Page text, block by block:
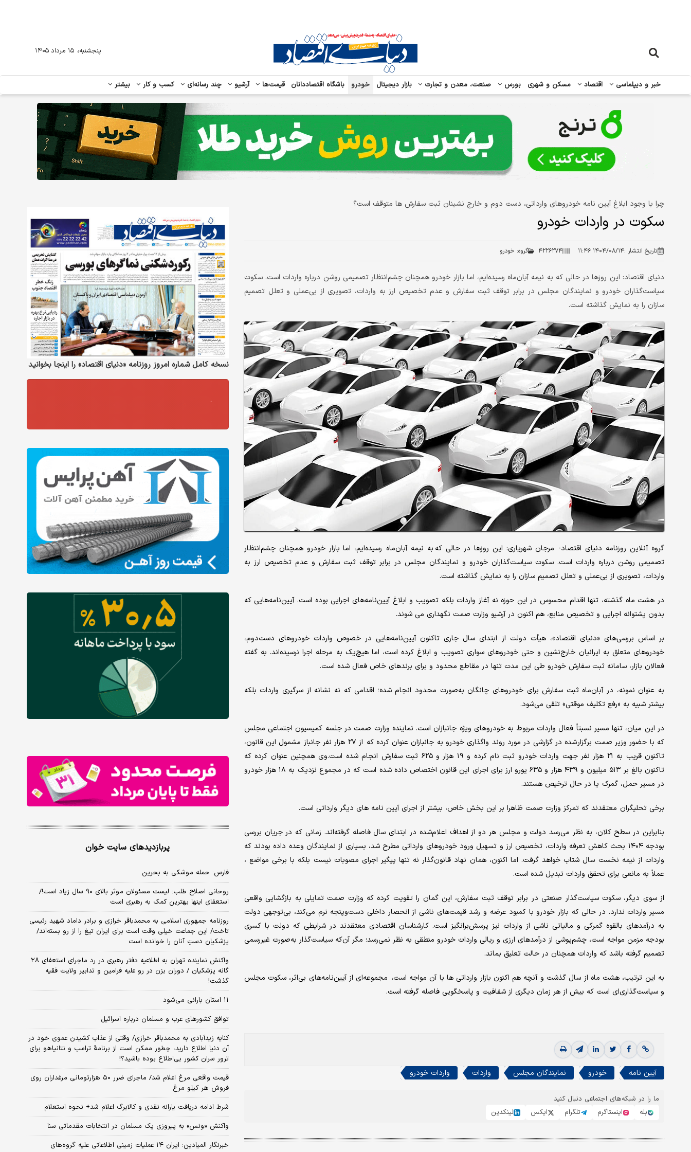
خبر و دیپلماسی اقتصاد مسکن و شهری بورس صنعت، معدن و تجارت بازار دیجیتال خودرو باشگاه اقتصاددانان قیمت‌ها آرشیو چند رسانه‌ای کسب و کار بیشتر
پنجشنبه، ۱۵ مرداد ۱۴۰۵
چرا با وجود ابلاغ آیین نامه خودروهای وارداتی، دست دوم و خارج نشینان ثبت سفارش ها متوقف است؟
سکوت در واردات خودرو
تاریخ انتشار :۱۴۰۴/۰۸/۱۴ ۱۱:۴۶ ۴۲۲۶۲۷۴ گروه: خودرو
دنیای اقتصاد: این روزها در حالی که به نیمه آبان‌ماه رسیده‌ایم، اما بازار خودرو همچنان چشم‌انتظار تصمیمی روشن درباره واردات است. سکوت
سیاست‌گذاران خودرو و نمایندگان مجلس در برابر توقف ثبت سفارش و عدم تخصیص ارز به واردات، تصویری از بی‌عملی و تعلل تصمیم
سازان را به نمایش گذاشته است.
گروه آنلاین روزنامه دنیای اقتصاد- مرجان شهریاری: این روزها در حالی که به نیمه آبان‌ماه رسیده‌ایم، اما بازار خودرو همچنان چشم‌انتظار
تصمیمی روشن درباره واردات است. سکوت سیاست‌گذاران خودرو و نمایندگان مجلس در برابر توقف ثبت سفارش و عدم تخصیص ارز به
واردات، تصویری از بی‌عملی و تعلل تصمیم سازان را به نمایش گذاشته است.
در هشت ماه گذشته، تنها اقدام محسوس در این حوزه نه آغاز واردات بلکه تصویب و ابلاغ آیین‌نامه‌های اجرایی بوده است. آیین‌نامه‌هایی که
بدون پشتوانه اجرایی و تخصیص منابع، هم اکنون در آرشیو وزارت صمت نگهداری می شوند.
بر اساس بررسی‌های «دنیای اقتصاد»، هیأت دولت از ابتدای سال جاری تاکنون آیین‌نامه‌هایی در خصوص واردات خودروهای دست‌دوم،
خودروهای متعلق به ایرانیان خارج‌نشین و حتی خودروهای سواری تصویب و ابلاغ کرده است، اما هیچ‌یک به مرحله اجرا نرسیده‌اند. به گفته
فعالان بازار، سامانه ثبت سفارش خودرو طی این مدت تنها در مقاطع محدود و برای برندهای خاص فعال شده است.
به عنوان نمونه، در آبان‌ماه ثبت سفارش برای خودروهای چانگان به‌صورت محدود انجام شده؛ اقدامی که نه نشانه از سرگیری واردات بلکه
بیشتر شبیه به «رفع تکلیف موقتی» تلقی می‌شود.
در این میان، تنها مسیر نسبتاً فعال واردات مربوط به خودروهای ویژه جانبازان است. نماینده وزارت صمت در جلسه کمیسیون اجتماعی مجلس
که با حضور وزیر صمت برگزار شده در گزارشی در مورد روند واگذاری خودرو به جانبازان عنوان کرده که از ۲۷ هزار نفر جانباز مشمول این قانون،
تاکنون قریب به ۲۱ هزار نفر جهت واردات خودرو ثبت نام کرده و ۱۹ هزار و ۶۲۵ ثبت سفارش انجام شده است.وی همچنین عنوان کرده که
تاکنون بالغ بر ۵۱۳ میلیون و ۴۳۹ هزار و ۶۳۵ یورو ارز برای اجرای این قانون اختصاص داده شده است که در مجموع نزدیک به ۱۸ هزار خودرو
در مسیر حمل، گمرک یا در حال ترخیص هستند.
برخی تحلیگران معتقدند که تمرکز وزارت صمت ظاهرا بر این بخش خاص، بیشتر از اجرای آیین نامه های دیگر وارداتی است.
بنابراین در سطح کلان، به نظر می‌رسد دولت و مجلس هر دو از اهداف اعلام‌شده در ابتدای سال فاصله گرفته‌اند. زمانی که در جریان بررسی
بودجه ۱۴۰۴ بحث کاهش تعرفه واردات، تخصیص ارز و تسهیل ورود خودروهای وارداتی مطرح شد، بسیاری از نمایندگان وعده داده بودند که
واردات از نیمه نخست سال شتاب خواهد گرفت. اما اکنون، همان نهاد قانون‌گذار نه تنها پیگیر اجرای مصوبات نیست بلکه با برخی مواضع ،
عملاً به مانعی برای تحقق واردات تبدیل شده است.
از سوی دیگر، سکوت سیاست‌گذار صنعتی در برابر توقف ثبت سفارش، این گمان را تقویت کرده که وزارت صمت تمایلی به بازگشایی واقعی
مسیر واردات ندارد. در حالی که بازار خودرو با کمبود عرضه و رشد قیمت‌های ناشی از انحصار داخلی دست‌وپنجه نرم می‌کند، بی‌توجهی دولت
به درآمدهای بالقوه گمرکی و مالیاتی ناشی از واردات نیز پرسش‌برانگیز است. کارشناسان اقتصادی معتقدند در شرایطی که دولت با کسری
بودجه مزمن مواجه است، چشم‌پوشی از درآمدهای ارزی و ریالی واردات خودرو منطقی به نظر نمی‌رسد؛ مگر آن‌که سیاست‌گذار به‌صورت غیررسمی
تصمیم گرفته باشد که واردات همچنان در حالت تعلیق بماند.
به این ترتیب، هشت ماه از سال گذشت و آنچه هم اکنون بازار وارداتی ها با آن مواجه است، مجموعه‌ای از آیین‌نامه‌های بی‌اثر، سکوت مجلس
و سیاست‌گذاری‌ای است که بیش از هر زمان دیگری از شفافیت و پاسخگویی فاصله گرفته است.
آیین نامه خودرو نمایندگان مجلس واردات واردات خودرو
ما را در شبکه‌های اجتماعی دنبال کنید
بله
اینستاگرم تلگرام ایکس لینکدین
نسخه کامل شماره امروز روزنامه «دنیای‌ اقتصاد» را اینجا بخوانید
پربازدیدهای سایت خوان
فارس: حمله موشکی به بحرین
روحانی اصلاح طلب: ‌لیست مسئولان موثر بالای ۹۰ سال زیاد است!/
استعفای اینها بهترین کمک به رهبری است
روزنامه جمهوری اسلامی به محمدباقر خرازی و برادر داماد شهید رئیسی
تاخت/ این جماعت خیلی وقت است برای ایران تیغ را از رو بسته‌اند/
پزشکیان دستِ آنان را خوانده است
واکنش نماینده تهران به اطلاعیه دفتر رهبری در رد ماجرای استعفای ۲۸
گانه پزشکیان / دوران بزن در رو علیه فرامین و تدابیر ولایت فقیه
گذشت!
۱۱ استان بارانی می‌شود
توافق کشورهای عرب و مسلمان درباره اسرائیل
کنایه زیدآبادی به محمدباقر خرازی/ وقتی از عذاب کشیدن عموی خود در
آن دنیا اطلاع دارید، چطور ممکن است از برنامهٔ ترامپ و نتانیاهو برای
ترور سران کشور بی‌اطلاع بوده باشید؟!
قیمت واقعی مرغ اعلام شد/ ماجرای ضرر ۵۰ هزارتومانی مرغداران روی
فروش هر کیلو مرغ
شرط ادامه دریافت یارانه نقدی و کالابرگ اعلام شد+ نحوه استعلام
واکنش «ونس» به پیروزی یک مسلمان در انتخابات مقدماتی سنا
خبرنگار المیادین: ایران ۱۴ عملیات زمینی اطلاعاتی علیه گروه‌های